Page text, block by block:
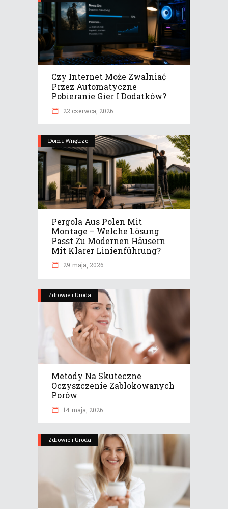
Czy Internet Może Zwalniać
Przez Automatyczne
Pobieranie Gier I Dodatków?
22 czerwca, 2026
Dom i Wnętrze
Pergola Aus Polen Mit
Montage – Welche Lösung
Passt Zu Modernen Häusern
Mit Klarer Linienführung?
29 maja, 2026
Zdrowie i Uroda
Metody Na Skuteczne
Oczyszczenie Zablokowanych
Porów
14 maja, 2026
Zdrowie i Uroda